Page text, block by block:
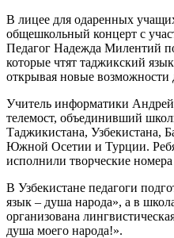
В лицее для одаренных
общешкольный концерт с
Педагог Надежда Милентий
которые чтят таджикский
открывая новые возможности
Учитель информатики
телемост, объединивший
Таджикистана, Узбекистана,
Южной Осетии и Турции.
исполнили творческие
В Узбекистане педагоги
язык – душа народа», а в
организована
душа моего народа!».